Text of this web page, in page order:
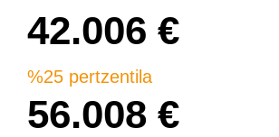
42.006 €
%25 pertzentila
56.008 €